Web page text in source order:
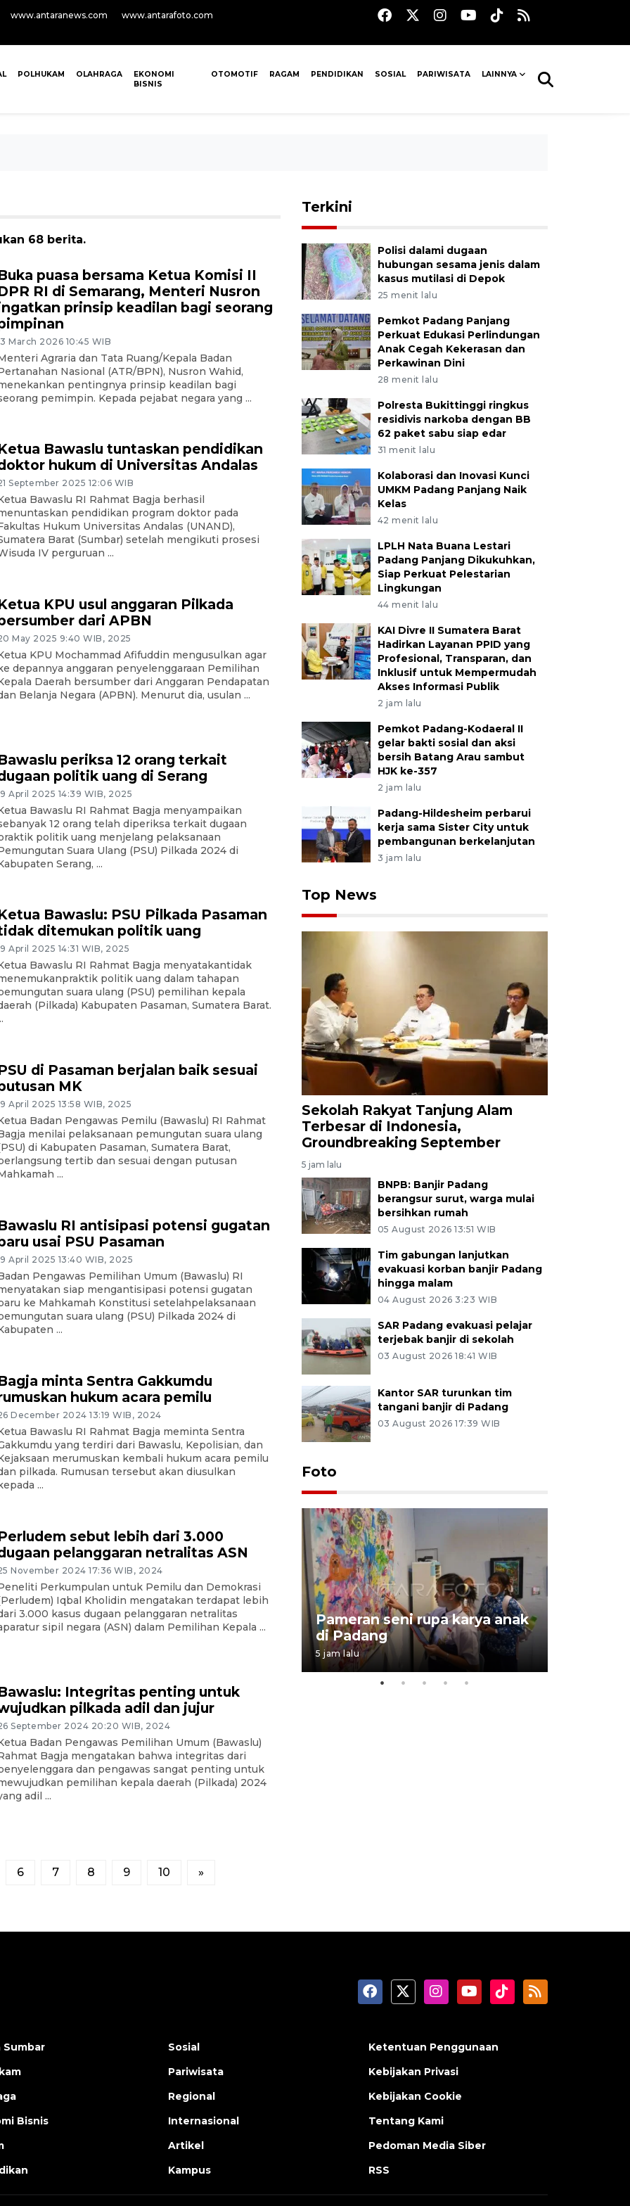
www.antaranews.com www.antarafoto.com
POLHUKAM OLAHRAGA
EKONOMI
BISNIS
OTOMOTIF RAGAM PENDIDIKAN SOSIAL PARIWISATA LAINNYA
68 berita.
puasa bersama Ketua Komisi II
RI di Semarang, Menteri Nusron
prinsip keadilan bagi seorang
March 2026 10:45 WIB
Agraria dan Tata Ruang/Kepala Badan
Nasional (ATR/BPN), Nusron Wahid,
pentingnya prinsip keadilan bagi
pemimpin. Kepada pejabat negara yang ...
Bawaslu tuntaskan pendidikan
hukum di Universitas Andalas
September 2025 12:06 WIB
Bawaslu RI Rahmat Bagja berhasil
pendidikan program doktor pada
Hukum Universitas Andalas (UNAND),
Barat (Sumbar) setelah mengikuti prosesi
IV perguruan ...
KPU usul anggaran Pilkada
dari APBN
May 2025 9:40 WIB, 2025
KPU Mochammad Afifuddin mengusulkan agar
depannya anggaran penyelenggaraan Pemilihan
Daerah bersumber dari Anggaran Pendapatan
Belanja Negara (APBN). Menurut dia, usulan ...
periksa 12 orang terkait
politik uang di Serang
April 2025 14:39 WIB, 2025
Bawaslu RI Rahmat Bagja menyampaikan
12 orang telah diperiksa terkait dugaan
politik uang menjelang pelaksanaan
Suara Ulang (PSU) Pilkada 2024 di
Serang, ...
Bawaslu: PSU Pilkada Pasaman
ditemukan politik uang
April 2025 14:31 WIB, 2025
Bawaslu RI Rahmat Bagja menyatakantidak
politik uang dalam tahapan
suara ulang (PSU) pemilihan kepala
(Pilkada) Kabupaten Pasaman, Sumatera Barat.
di Pasaman berjalan baik sesuai
MK
April 2025 13:58 WIB, 2025
Badan Pengawas Pemilu (Bawaslu) RI Rahmat
menilai pelaksanaan pemungutan suara ulang
di Kabupaten Pasaman, Sumatera Barat,
tertib dan sesuai dengan putusan
...
RI antisipasi potensi gugatan
usai PSU Pasaman
April 2025 13:40 WIB, 2025
Pengawas Pemilihan Umum (Bawaslu) RI
siap mengantisipasi potensi gugatan
ke Mahkamah Konstitusi setelahpelaksanaan
suara ulang (PSU) Pilkada 2024 di
...
minta Sentra Gakkumdu
hukum acara pemilu
December 2024 13:19 WIB, 2024
Bawaslu RI Rahmat Bagja meminta Sentra
yang terdiri dari Bawaslu, Kepolisian, dan
merumuskan kembali hukum acara pemilu
pilkada. Rumusan tersebut akan diusulkan
...
sebut lebih dari 3.000
pelanggaran netralitas ASN
November 2024 17:36 WIB, 2024
Perkumpulan untuk Pemilu dan Demokrasi
Iqbal Kholidin mengatakan terdapat lebih
3.000 kasus dugaan pelanggaran netralitas
sipil negara (ASN) dalam Pemilihan Kepala ...
Integritas penting untuk
pilkada adil dan jujur
September 2024 20:20 WIB, 2024
Badan Pengawas Pemilihan Umum (Bawaslu)
Bagja mengatakan bahwa integritas dari
dan pengawas sangat penting untuk
pemilihan kepala daerah (Pilkada) 2024
adil ...
6 7 8 9 10 »
Terkini
Polisi dalami dugaan
hubungan sesama jenis dalam
kasus mutilasi di Depok
25 menit lalu
Pemkot Padang Panjang
Perkuat Edukasi Perlindungan
Anak Cegah Kekerasan dan
Perkawinan Dini
28 menit lalu
Polresta Bukittinggi ringkus
residivis narkoba dengan BB
62 paket sabu siap edar
31 menit lalu
Kolaborasi dan Inovasi Kunci
UMKM Padang Panjang Naik
Kelas
42 menit lalu
LPLH Nata Buana Lestari
Padang Panjang Dikukuhkan,
Siap Perkuat Pelestarian
Lingkungan
44 menit lalu
KAI Divre II Sumatera Barat
Hadirkan Layanan PPID yang
Profesional, Transparan, dan
Inklusif untuk Mempermudah
Akses Informasi Publik
2 jam lalu
Pemkot Padang-Kodaeral II
gelar bakti sosial dan aksi
bersih Batang Arau sambut
HJK ke-357
2 jam lalu
Padang-Hildesheim perbarui
kerja sama Sister City untuk
pembangunan berkelanjutan
3 jam lalu
Top News
Sekolah Rakyat Tanjung Alam
Terbesar di Indonesia,
Groundbreaking September
5 jam lalu
BNPB: Banjir Padang
berangsur surut, warga mulai
bersihkan rumah
05 August 2026 13:51 WIB
Tim gabungan lanjutkan
evakuasi korban banjir Padang
hingga malam
04 August 2026 3:23 WIB
SAR Padang evakuasi pelajar
terjebak banjir di sekolah
03 August 2026 18:41 WIB
Kantor SAR turunkan tim
tangani banjir di Padang
03 August 2026 17:39 WIB
Foto
Penyelesaian pembentukan
Kopdes Merah Putih di
Sumbar
Pameran seni rupa karya anak
di Padang
5 jam lalu
Bisnis
Sosial
Pariwisata
Regional
Internasional
Artikel
Kampus
Ketentuan Penggunaan
Kebijakan Privasi
Kebijakan Cookie
Tentang Kami
Pedoman Media Siber
RSS